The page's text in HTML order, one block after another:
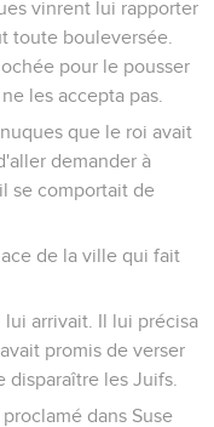
vinrent lui rapporter
toute bouleversée.
pour le pousser
les accepta pas.
que le roi avait
demander à
se comportait de
de la ville qui fait
arrivait. Il lui précisa
promis de verser
disparaître les Juifs.
dans Suse